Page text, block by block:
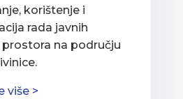
korištenje i
rada javnih
na području
više >